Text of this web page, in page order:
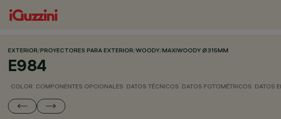
EXTERIOR/PROYECTORES PARA EXTERIOR/WOODY/MAXIWOODY Ø315MM
E984
COLOR COMPONENTES OPCIONALES DATOS TÉCNICOS DATOS FOTOMÉTRICOS DATOS